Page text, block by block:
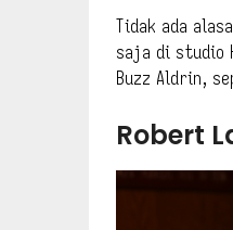
Tidak ada
saja di studio
Buzz Aldrin,
Robert